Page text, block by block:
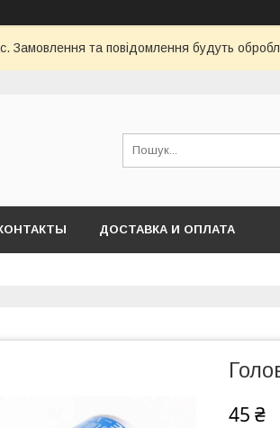
Замовлення та повідомлення будуть
ДОСТАВКА И ОПЛАТА
45 ₴